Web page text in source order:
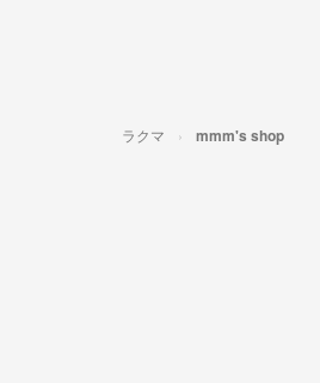
ラクマ mmm's shop